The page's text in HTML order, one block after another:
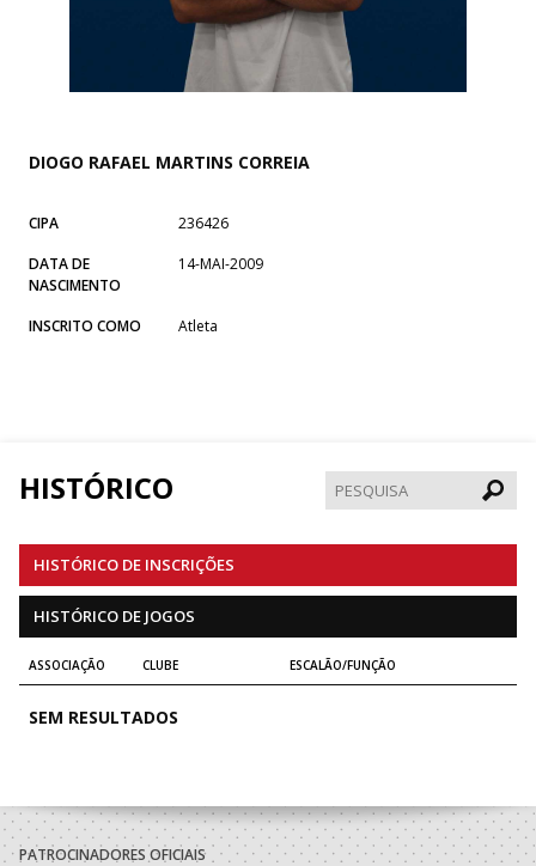
DIOGO RAFAEL MARTINS CORREIA
CIPA
236426
DATA DE
NASCIMENTO
14-MAI-2009
INSCRITO COMO Atleta
HISTÓRICO
HISTÓRICO DE INSCRIÇÕES
HISTÓRICO DE JOGOS
ASSOCIAÇÃO CLUBE ESCALÃO/FUNÇÃO
SEM RESULTADOS
PATROCINADORES OFICIAIS